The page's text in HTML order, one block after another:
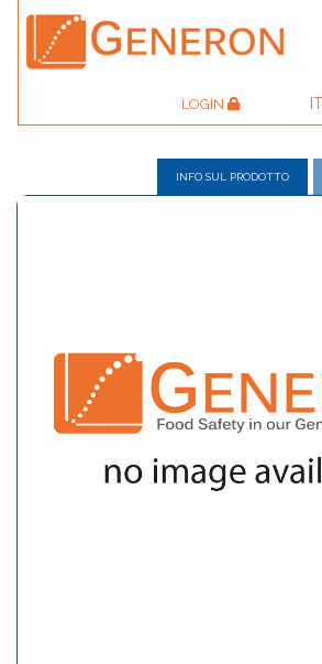
LOGIN IT
INFO SUL PRODOTTO